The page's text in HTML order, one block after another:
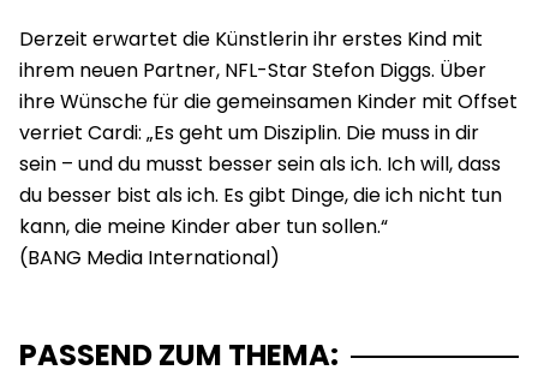
Derzeit erwartet die Künstlerin ihr erstes Kind mit
ihrem neuen Partner, NFL-Star Stefon Diggs. Über
ihre Wünsche für die gemeinsamen Kinder mit Offset
verriet Cardi: „Es geht um Disziplin. Die muss in dir
sein – und du musst besser sein als ich. Ich will, dass
du besser bist als ich. Es gibt Dinge, die ich nicht tun
kann, die meine Kinder aber tun sollen.“
PASSEND ZUM THEMA: